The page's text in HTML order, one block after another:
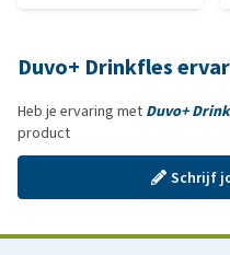
Duvo+ Drinkfles
Heb je ervaring met Duvo+
product
Schrijf